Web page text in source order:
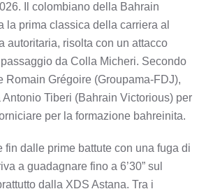
Il colombiano della Bahrain
la prima classica della carriera al
autoritaria, risolta con un attacco
da Colla Micheri. Secondo
Romain Grégoire (Groupama-FDJ),
Tiberi (Bahrain Victorious) per
per la formazione bahreinita.
fin dalle prime battute con una fuga di
a guadagnare fino a 6’30” sul
dalla XDS Astana. Tra i